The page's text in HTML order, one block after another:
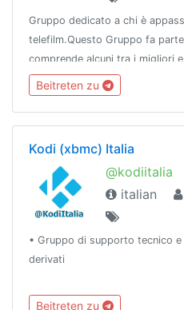
Gruppo dedicato a chi è
telefilm.Questo Gruppo fa
comprende alcuni tra i migliori
Telegram.Affiliati con
Beitreten zu
Kodi (xbmc) Italia
@kodiitalia
italian
• Gruppo di supporto tecnico
derivati
Beitreten zu